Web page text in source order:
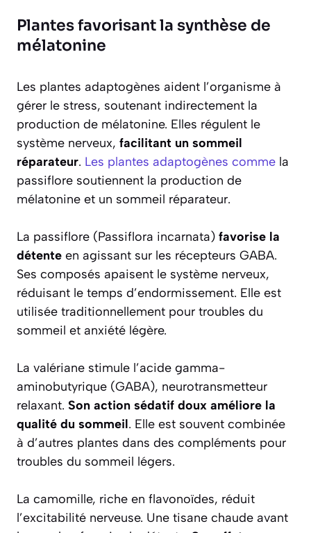
Plantes favorisant la synthèse de
mélatonine
Les plantes adaptogènes aident l’organisme à
gérer le stress, soutenant indirectement la
production de mélatonine. Elles régulent le
système nerveux, facilitant un sommeil
réparateur. Les plantes adaptogènes comme la
passiflore soutiennent la production de
mélatonine et un sommeil réparateur.
La passiflore (Passiflora incarnata) favorise la
détente en agissant sur les récepteurs GABA.
Ses composés apaisent le système nerveux,
réduisant le temps d’endormissement. Elle est
utilisée traditionnellement pour troubles du
sommeil et anxiété légère.
La valériane stimule l’acide gamma-
aminobutyrique (GABA), neurotransmetteur
relaxant. Son action sédatif doux améliore la
qualité du sommeil. Elle est souvent combinée
à d’autres plantes dans des compléments pour
troubles du sommeil légers.
La camomille, riche en flavonoïdes, réduit
l’excitabilité nerveuse. Une tisane chaude avant